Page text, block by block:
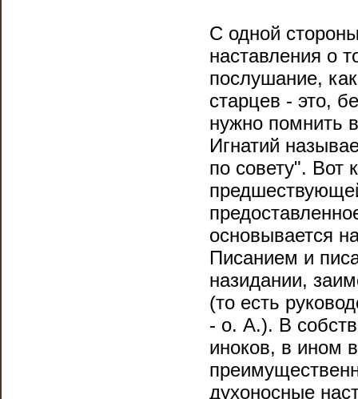
С одной
наставления о
послушание,
старцев - это,
нужно помнить
Игнатий
по совету". Вот
основывается
Писанием и
назидании,
(то есть
- о. А.). В
иноков, в ином
духоносные